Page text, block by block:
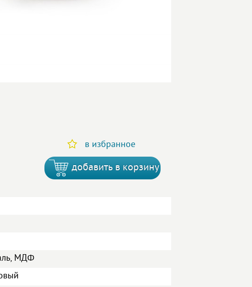
в избранное
добавить в корзину
МДФ